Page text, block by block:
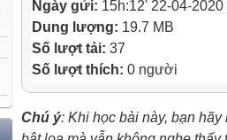
Ngày gửi: 15h:12' 22-04-2020
Dung lượng: 19.7 MB
Số lượt tải: 37
Số lượt thích: 0 người
Chú ý: Khi học bài này, bạn